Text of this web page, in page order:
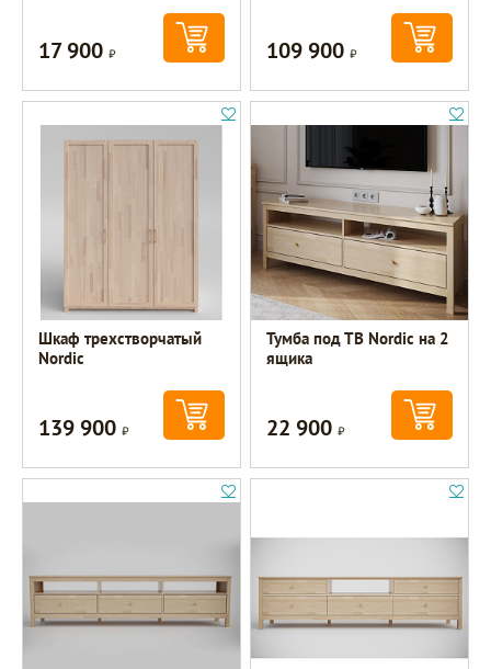
17 900Р 109 900Р
Шкаф трехстворчатый
Nordic
139 900Р
Тумба под ТВ Nordic на 2
ящика
22 900Р